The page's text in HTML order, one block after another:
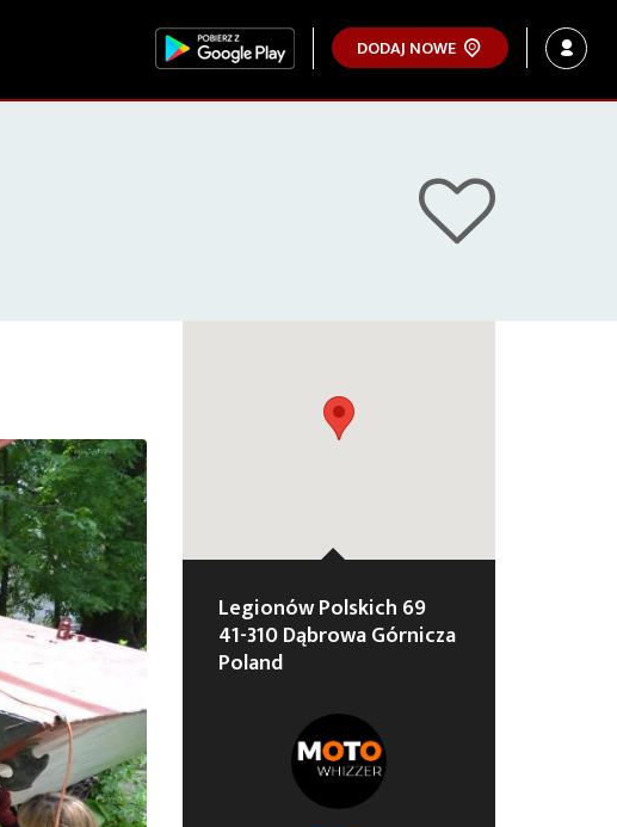
DODAJ NOWE
Legionów Polskich 69
41-310 Dąbrowa Górnicza
Poland